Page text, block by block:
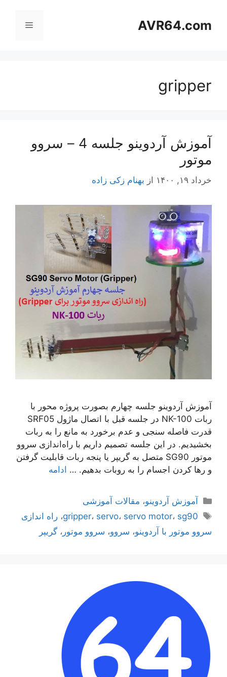
محتواAVR64.com فهرست
gripper
آموزش آردوینو جلسه 4 – سروو
موتور
خرداد ۱۹, ۱۴۰۰ از بهنام زکی زاده
آموزش آردوینو جلسه چهارم بصورت پروژه محور با
ربات NK-100 در جلسه قبل با اتصال ماژول SRF05
قدرت فاصله سنجی و عدم برخورد به مانع را به ربات
بخشیدیم. در این جلسه تصمیم داریم با راه‌اندازی سروو
موتور SG90 متصل به گریپر یا پنجه ربات قابلیت گرفتن
و رها کردن اجسام را به روبات بدهیم. … ادامه
دسته‌ها
آموزش آردوینو، مقالات آموزشی
برچسب‌ها
gripper، servo، servo motor، sg90 ،راه اندازی
سروو موتور با آردوینو، سروو، سروو موتور ، گریپر